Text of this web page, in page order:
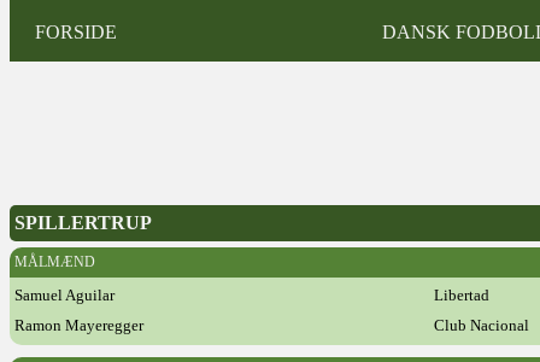
FORSIDE DANSK
SPILLERTRUP
MÅLMÆND
Samuel Aguilar
Libertad
Ramon Mayeregger
Club Nacional